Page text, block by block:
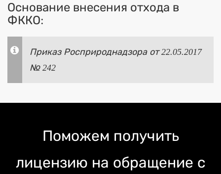
Основание внесения отхода в
ФККО:
Приказ Росприроднадзора от 22.05.2017
№ 242
Поможем получить
лицензию на обращение с